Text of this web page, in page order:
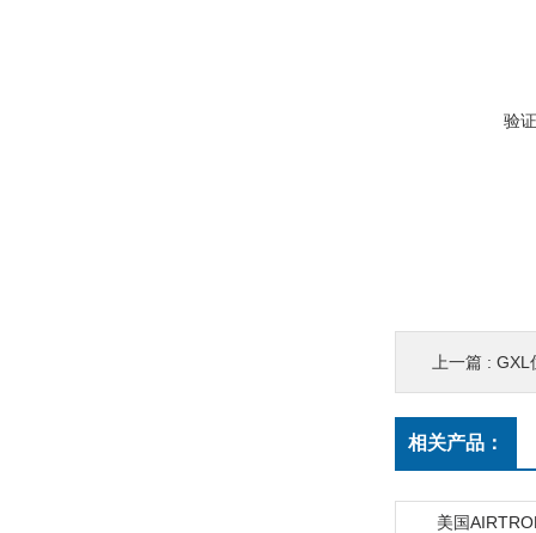
验
上一篇 : GXL
相关产品：
美国